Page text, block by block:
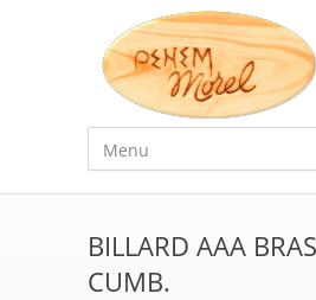
BILLARD AAA
CUMB.